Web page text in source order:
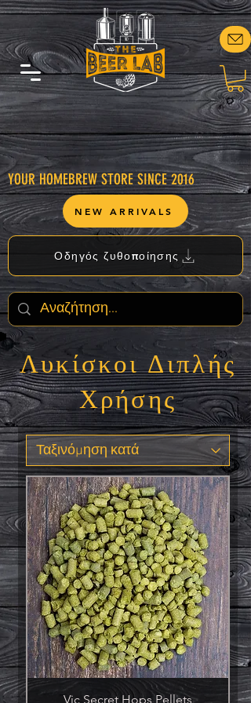
YOUR HOMEBREW STORE SINCE 2016
Οδηγός ζυθοποίησης
NEW ARRIVALS
Λυκίσκοι Διπλής
Χρήσης
Vic Secret Hops Pellets